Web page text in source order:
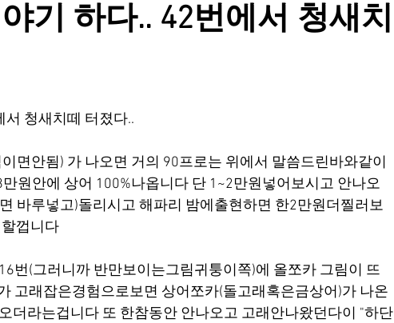
기 하다.. 42번에서 청새치
서 청새치떼 터졌다..
면안됨) 가 나오면 거의 90프로는 위에서 말씀드린바와같이
원안에 상어 100%나옵니다 단 1~2만원넣어보시고 안나오
바루넣고)돌리시고 해파리 밤에출현하면 한2만원더찔러보
껍니다
번(그러니까 반만보이는그림귀퉁이쪽)에 올쪼카 그림이 뜨
고래잡은경험으로보면 상어쪼카(돌고래혹은금상어)가 나온
더라는겁니다 또 한참동안 안나오고 고래안나왔던다이 "하단